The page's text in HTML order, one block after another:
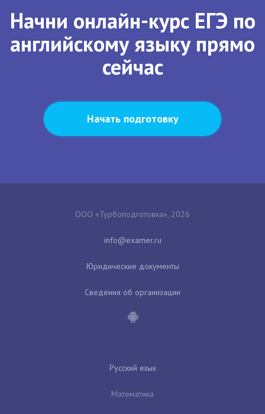
Начни онлайн-курс ЕГЭ по
английскому языку прямо
сейчас
Начать подготовку
ООО «Турбоподготовка», 2026
Юридические документы
Сведения об организации
Русский язык
Математика